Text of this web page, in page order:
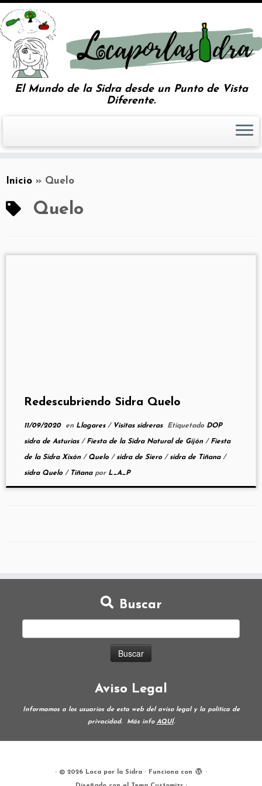
El Mundo de la Sidra desde un Punto de Vista
Diferente.
Inicio » Quelo
Quelo
Redescubriendo Sidra Quelo
11/09/2020en Llagares / Visitas sidreras Etiquetado DOP
sidra de Asturias / Fiesta de la Sidra Natural de Gijón / Fiesta
de la Sidra Xixón / Quelo /sidra de Siero /sidra de Tiñana /
sidra Quelo / Tiñana por L_A_P
Buscar
Aviso Legal
Informamos a los usuarios de esta web del aviso legal y la política de
privacidad.
Más info AQUÍ.
· © 2026 Loca por la Sidra · Funciona con ·